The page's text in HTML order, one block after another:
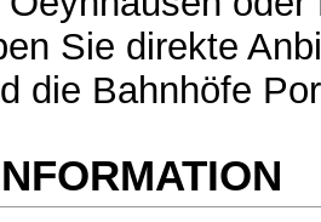
Sie direkte
die Bahnhöfe